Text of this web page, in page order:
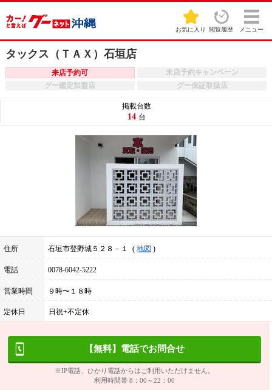
お気に入り 閲覧履歴 メニュー
タックス（ＴＡＸ）石垣店
来店予約可
来店予約キャンペーン
グー鑑定加盟店
グー保証取扱店
住所 石垣市登野城５２８－１ 地図
電話 0078-6042-5222
営業時間 ９時〜１８時
定休日 日祝+不定休
掲載台数
14 台
【無料】電話でお問合せ
※IP電話、ひかり電話からはご利用いただけません。
利用時間帯 8：00～22：00